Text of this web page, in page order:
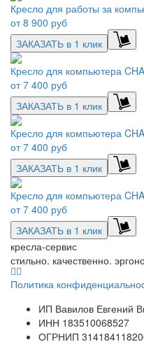
Кресло для работы за
от8 900 руб
ЗАКАЗАТЬ в 1 клик
Кресло для компьютера
от7 400 руб
ЗАКАЗАТЬ в 1 клик
Кресло для компьютера
от7 400 руб
ЗАКАЗАТЬ в 1 клик
Кресло для компьютера
от7 400 руб
ЗАКАЗАТЬ в 1 клик
кресла-сервис
стильно. качественно.
Политика
ИП Вавилов Евгений
ИНН 183510068527
ОГРНИП